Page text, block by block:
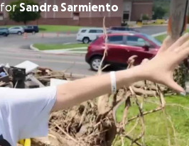
forSandra Sarmiento